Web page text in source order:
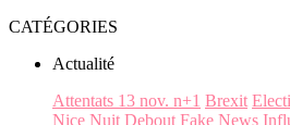
CATÉGORIES
Actualité
Attentats 13 nov. n+1 Brexit
Nice Nuit Debout Fake News